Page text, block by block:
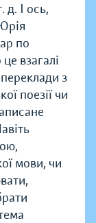
д. І ось,
по
взагалі
з
поезії чи
мови, чи